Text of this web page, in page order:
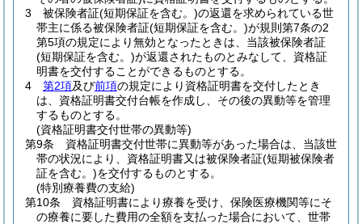
3
被保険者証(短期保証を含む。)の返還を求められている世
帯主に係る被保険者証(短期保証を含む。)が規則第7条の2
第5項の規定により無効となったときは、当該被保険者証
(短期保証を含む。)が返還されたものとみなして、資格証
明書を交付することができるものとする。
4
第2項及び前項の規定により資格証明書を交付したとき
は、資格証明書交付台帳を作成し、その後の異動等を管理
するものとする。
(資格証明書交付世帯の異動等)
第9条
資格証明書交付世帯に異動等があった場合は、当該世
帯の状況により、資格証明書又は被保険者証(短期被保険者
証を含む。)を交付するものとする。
(特別療養費の支給)
第10条
資格証明書により療養を受け、保険医療機関等にそ
の療養に要した費用の全額を支払った場合において、世帯